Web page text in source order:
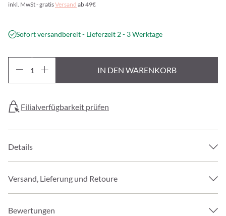
inkl. MwSt - gratisVersand ab 49€
Sofort versandbereit - Lieferzeit 2 - 3 Werktage
IN DEN WARENKORB
Filialverfügbarkeit prüfen
Details
Versand, Lieferung und Retoure
Bewertungen